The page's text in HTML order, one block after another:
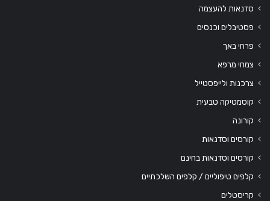
סדנאות להעצמה
פסטיבלים וכנסים
פרחי באך
צמחי מרפא
צרכנות ולייפסטייל
קוסמטיקה טבעית
קורונה
קורסים וסדנאות
קורסים וסדנאות בחינם
קלפים טיפוליים / קלפים השלכתיים
קריסטלים